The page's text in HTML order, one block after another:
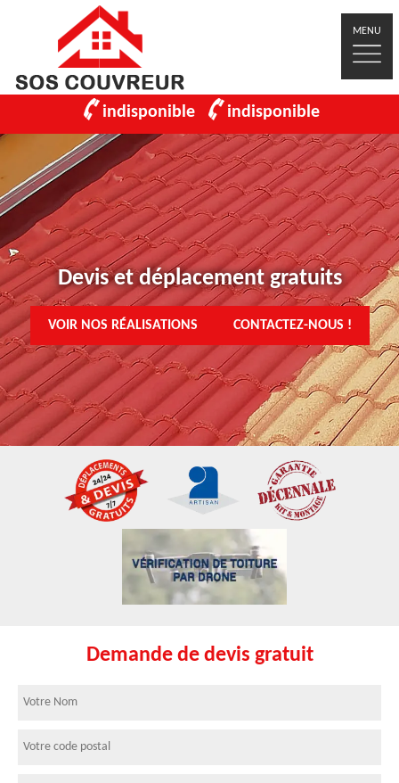
MENU
indisponible indisponible
Devis et déplacement gratuits
VOIR NOS RÉALISATIONS CONTACTEZ-NOUS !
Demande de devis gratuit